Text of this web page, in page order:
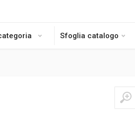
Sfoglia catalogo